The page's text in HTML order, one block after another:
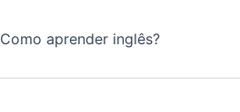
Como aprender inglês?